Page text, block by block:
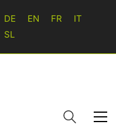
DE EN FR
IT
SL